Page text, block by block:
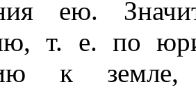
ею.
т. е. по
к